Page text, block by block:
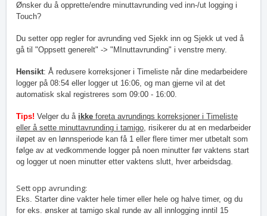
Ønsker du å opprette/endre minuttavrunding ved inn-/ut logging i
Touch?
Du setter opp regler for avrunding ved Sjekk inn og Sjekk ut ved å
gå til "Oppsett generelt" -> "MInuttavrunding" i venstre meny.
Hensikt: Å redusere korreksjoner i Timeliste når dine medarbeidere
logger på 08:54 eller logger ut 16:06, og man gjerne vil at det
automatisk skal registreres som 09:00 - 16:00.
Tips! Velger du å ikke foreta avrundings korreksjoner i Timeliste
eller å sette minuttavrunding i tamigo, risikerer du at en medarbeider
iløpet av en lønnsperiode kan få 1 eller flere timer mer utbetalt som
følge av at vedkommende logger på noen minutter før vaktens start
og logger ut noen minutter etter vaktens slutt, hver arbeidsdag.
Sett opp avrunding:
Eks. Starter dine vakter hele timer eller hele og halve timer, og du
for eks. ønsker at tamigo skal runde av all innlogging inntil 15